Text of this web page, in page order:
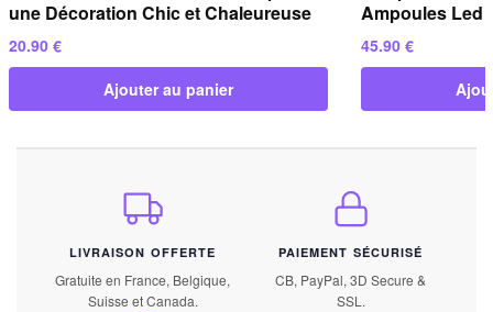
une Décoration Chic et Chaleureuse
20.90 €
Ajouter au panier
Ampoules Led
45.90 €
LIVRAISON OFFERTE
Gratuite en France, Belgique,
Suisse et Canada.
PAIEMENT SÉCURISÉ
CB, PayPal, 3D Secure &
SSL.